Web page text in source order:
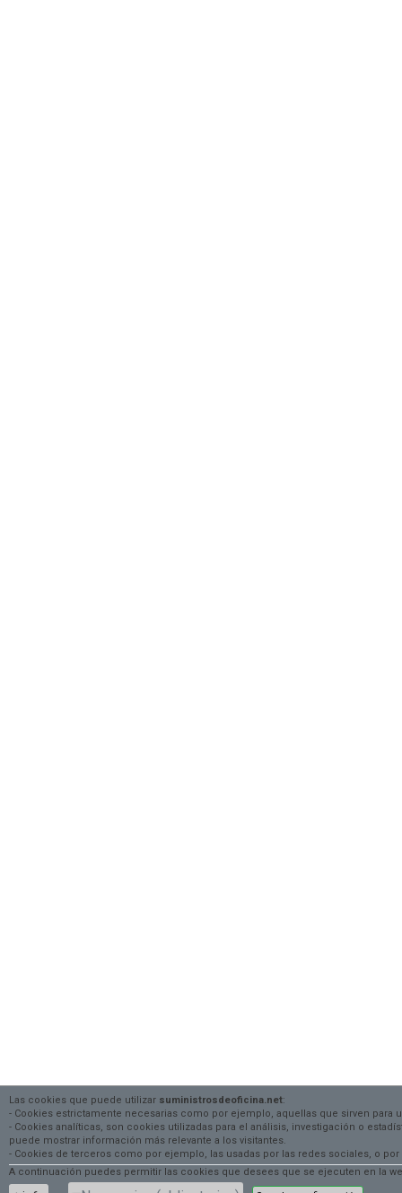
Las cookies que puede utilizar suministrosdeoficina.net:
- Cookies estrictamente necesarias como por ejemplo, aquellas que sirven
- Cookies analíticas, son cookies utilizadas para el análisis, investigación o
puede mostrar información más relevante a los visitantes.
- Cookies de terceros como por ejemplo, las usadas por las redes sociales, o
A continuación puedes permitir las cookies que desees que se ejecuten en la